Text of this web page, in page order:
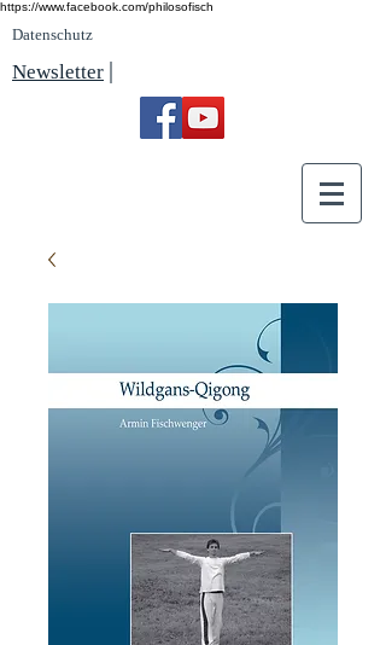
https://www.facebook.com/philosofisch
Datenschutz
Newsletter |